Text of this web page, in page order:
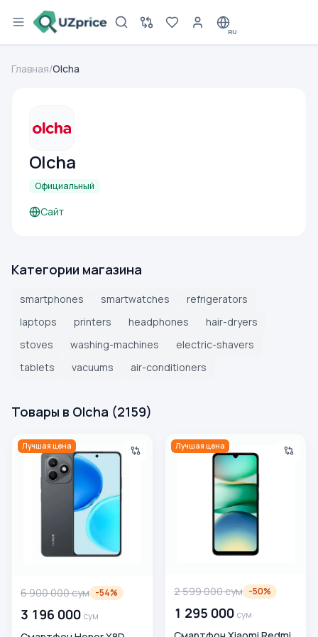
RU
Главная/Olcha
Olcha
Официальный
Сайт
Категории магазина
smartphones smartwatches
refrigerators
laptops
printers headphones
hair-dryers
stoves
washing-machines
electric-shavers
tablets
vacuums air-conditioners
Товары в Olcha (2159)
Смартфон Honor X8D 8/128 ГБ, Velvet Black
Лучшая цена
6 900 000сум -54%
3 196 000 сум
Смартфон Xiaomi Redmi A5
Лучшая цена
2 599 000сум -50%
1 295 000 сум